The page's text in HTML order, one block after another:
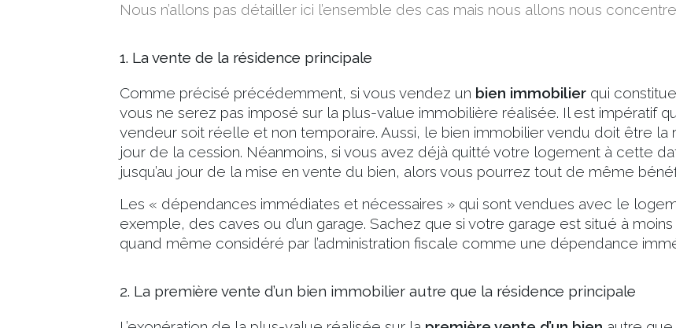
Nous n’allons pas détailler ici l’ensemble des cas mais nous allons nous
1. La vente de la résidence principale
Comme précisé précédemment, si vous vendez un bien immobilier qui
vous ne serez pas imposé sur la plus-value immobilière réalisée. Il est impératif
vendeur soit réelle et non temporaire. Aussi, le bien immobilier vendu doit être
jour de la cession. Néanmoins, si vous avez déjà quitté votre logement à cette
jusqu’au jour de la mise en vente du bien, alors vous pourrez tout de même
Les « dépendances immédiates et nécessaires » qui sont vendues avec le
exemple, des caves ou d’un garage. Sachez que si votre garage est situé à
quand même considéré par l’administration fiscale comme une dépendance
2. La première vente d’un bien immobilier autre que la résidence principale